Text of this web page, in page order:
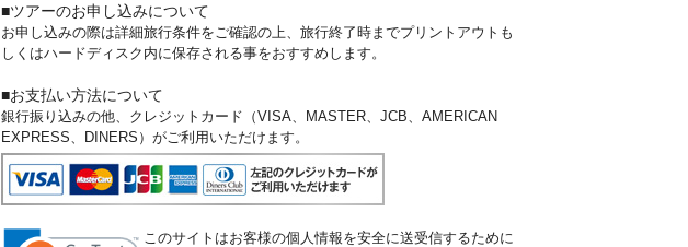
■ツアーのお申し込みについて
お申し込みの際は詳細旅行条件をご確認の上、旅行終了時までプリントアウトも
しくはハードディスク内に保存される事をおすすめします。
■お支払い方法について
銀行振り込みの他、クレジットカード（VISA、MASTER、JCB、AMERICAN
EXPRESS、DINERS）がご利用いただけます。
このサイトはお客様の個人情報を安全に送受信するために